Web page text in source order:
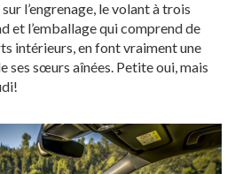
l’engrenage, le volant à trois
et l’emballage qui comprend de
intérieurs, en font vraiment une
ses sœurs aînées. Petite oui, mais